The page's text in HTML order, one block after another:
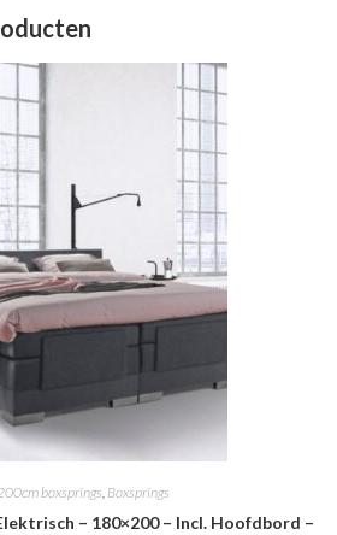
boxsprings, Boxsprings
– 180×200 – Incl. Hoofdbord –